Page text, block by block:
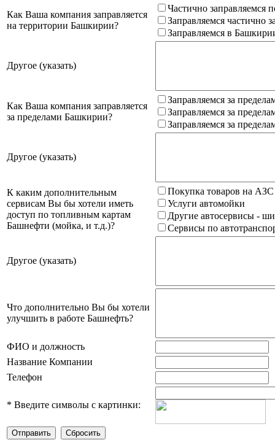
Как Ваша компания заправляется
на территории Башкирии?
Частично заправляемся
Заправляемся частично
Заправляемся в
Другое (указать)
Как Ваша компания заправляется
за пределами Башкирии?
Заправляемся за
Заправляемся за
Заправляемся за
Другое (указать)
К каким дополнительным
сервисам Вы бы хотели иметь
доступ по топливным картам
Башнефти (мойка, и т.д.)?
Покупка товаров на
Услуги автомойки
Другие автосервисы -
Сервисы по
Другое (указать)
Что дополнительно Вы бы хотели
улучшить в работе Башнефть?
ФИО и должность
Название Компании
Телефон
* Введите символы с картинки: